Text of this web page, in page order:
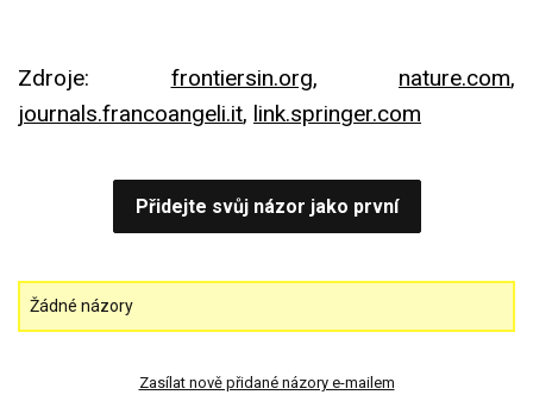
Zdroje: frontiersin.org, nature.com,
journals.francoangeli.it, link.springer.com
Přidejte svůj názor jako první
Žádné názory
Zasílat nově přidané názory e-mailem